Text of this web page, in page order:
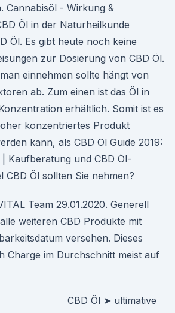
Cannabisöl - Wirkung &
Öl in der Naturheilkunde
Öl. Es gibt heute noch keine
zur Dosierung von CBD Öl.
einnehmen sollte hängt von
ab. Zum einen ist das Öl in
erhältlich. Somit ist es
konzentriertes Produkt
kann, als CBD Öl Guide 2019:
Kaufberatung und CBD Öl-
CBD Öl sollten Sie nehmen?
Team 29.01.2020. Generell
weiteren CBD Produkte mit
versehen. Dieses
Charge im Durchschnitt meist auf
CBD Öl ➤ ultimative